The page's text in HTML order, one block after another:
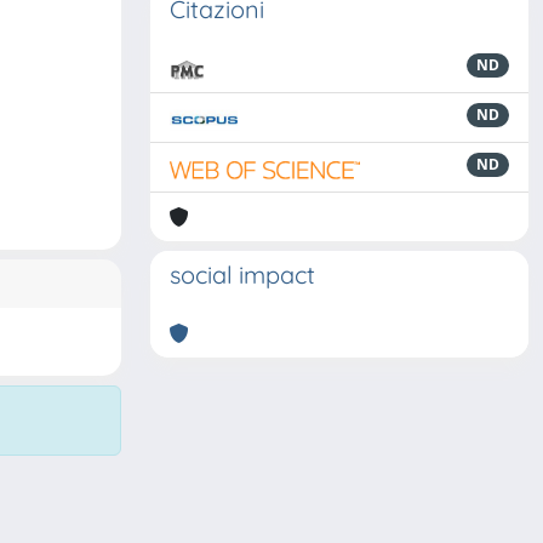
Citazioni
ND
ND
ND
social impact